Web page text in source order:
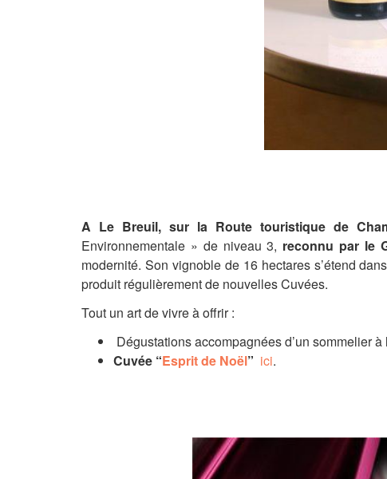
A Le Breuil, sur la Route touristique de
Environnementale » de niveau 3, reconnu par le
modernité. Son vignoble de 16 hectares s’étend
produit régulièrement de nouvelles Cuvées.
Tout un art de vivre à offrir :
Dégustations accompagnées d’un sommelier
Cuvée “Esprit de Noël” ici.